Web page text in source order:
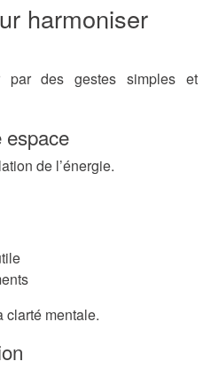
harmoniser
par des gestes simples et
espace
de l’énergie.
clarté mentale.